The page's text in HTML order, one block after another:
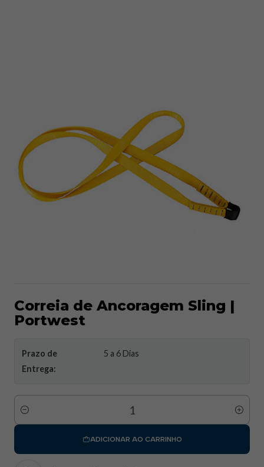
Correia de Ancoragem Sling |
Portwest
Prazo de
Entrega:
5 a 6 Dias
Quantidade
ADICIONAR AO CARRINHO